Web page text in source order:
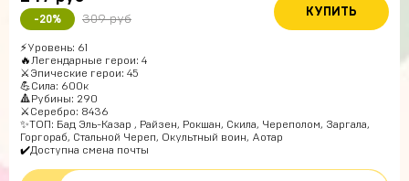
-20% 309 руб
КУПИТЬ
⚡Уровень: 61
🔥Легендарные герои: 4
⚔️Эпические герои: 45
💪Сила: 600к
🔺Рубины: 290
⚔Серебро: 8436
✨ТОП: Бад Эль-Казар , Райзен, Рокшан, Скила, Череполом, Заргала,
Горгораб, Стальной Череп, Окультный воин, Аотар
✔️Доступна смена почты